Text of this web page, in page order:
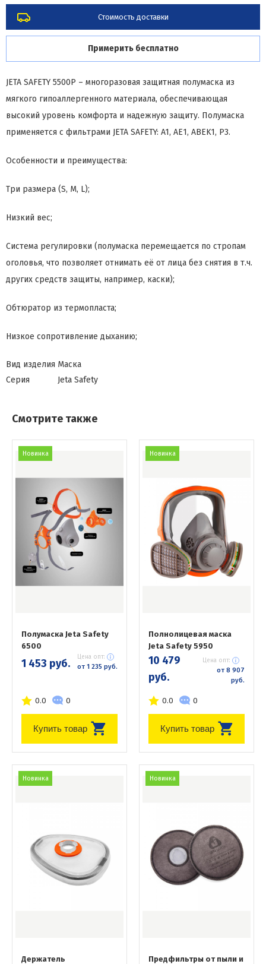
Стоимость доставки
Примерить бесплатно
JETA SAFETY 5500P – многоразовая защитная полумаска из
мягкого гипоаллергенного материала, обеспечивающая
высокий уровень комфорта и надежную защиту. Полумаска
применяется с фильтрами JETA SAFETY: A1, AE1, ABEK1, P3.
Особенности и преимущества:
Три размера (S, M, L);
Низкий вес;
Система регулировки (полумаска перемещается по стропам
оголовья, что позволяет отнимать её от лица без снятия в т.ч.
других средств защиты, например, каски);
Обтюратор из термопласта;
Низкое сопротивление дыханию;
Вид изделия Маска
Серия
Jeta Safety
Смотрите также
Новинка
Полумаска Jeta Safety
6500
1 453 руб. Цена опт:
от 1 235 руб.
0.0 0
Купить товар
Новинка
Полнолицевая маска
Jeta Safety 5950
10 479
руб.
Цена опт:
от 8 907
руб.
0.0 0
Купить товар
Новинка
Держатель
Новинка
Предфильтры от пыли и